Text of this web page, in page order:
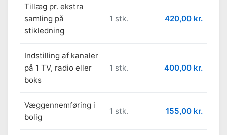
Tillæg pr. ekstra
samling på
stikledning
1 stk. 420,00 kr.
Indstilling af kanaler
på 1 TV, radio eller
boks
1 stk. 400,00 kr.
Væggennemføring i
bolig
1 stk. 155,00 kr.